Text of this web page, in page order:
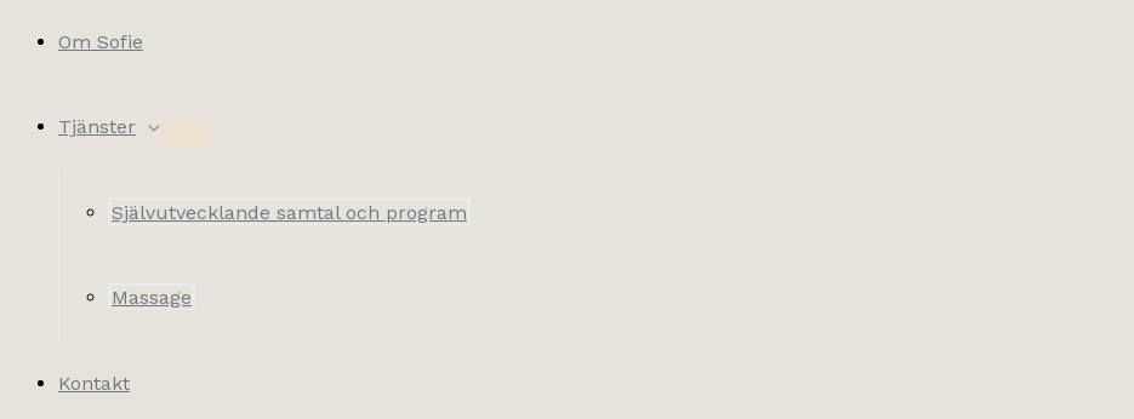
Om Sofie
Tjänster
Självutvecklande samtal och program
Massage
Kontakt